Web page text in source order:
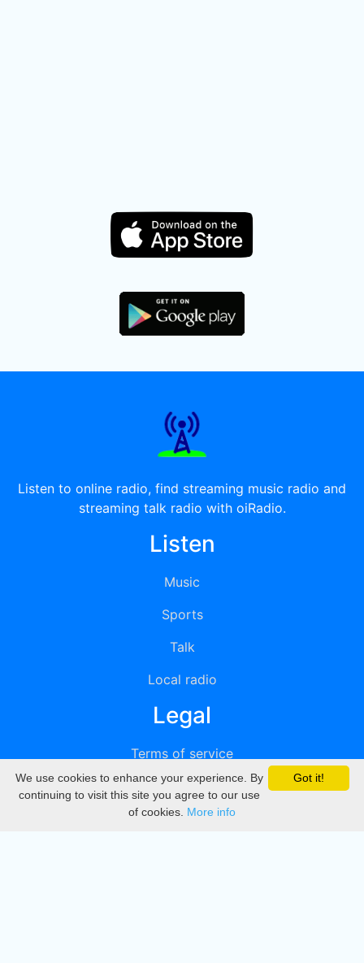
Listen to online radio, find streaming music radio and
streaming talk radio with oiRadio.
Listen
Music
Sports
Talk
Local radio
Legal
Terms of service
Privacy
DMCA
Got it!
We use cookies to enhance your experience. By
continuing to visit this site you agree to our use
of cookies. More info